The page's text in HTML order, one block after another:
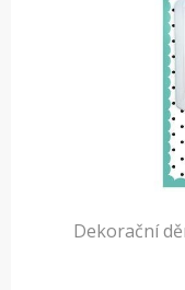
Dekorační